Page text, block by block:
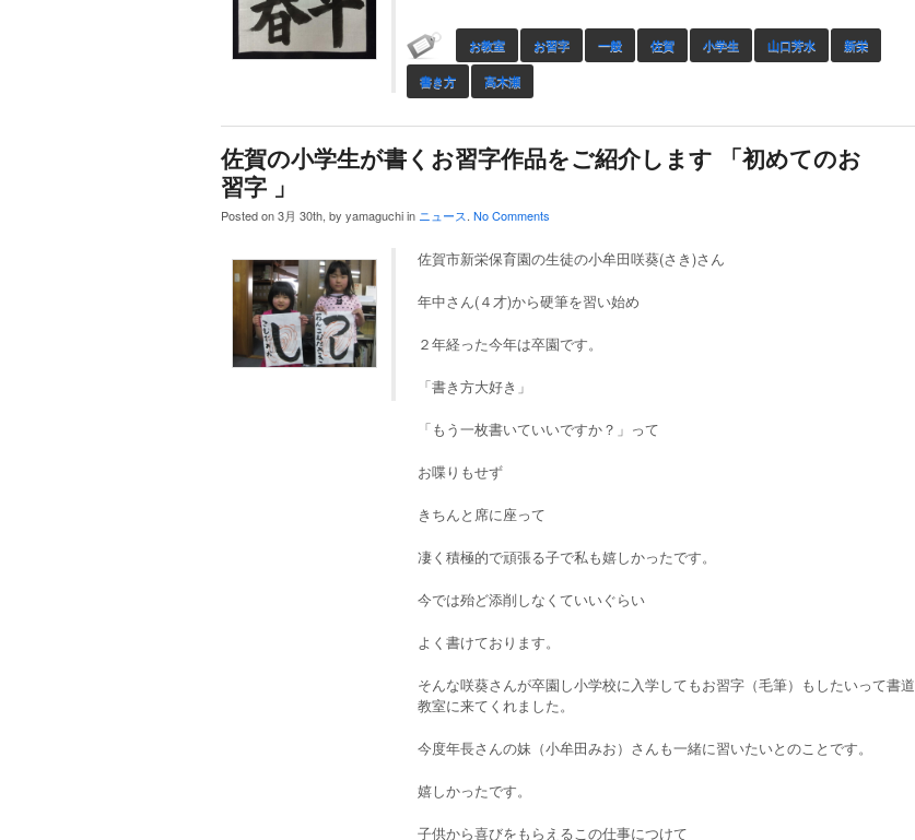
お教室 お習字 一般 佐賀 小学生 山口芳水 新栄
書き方 高木瀬
佐賀の小学生が書くお習字作品をご紹介します 「初めてのお
習字 」
Posted on 3月 30th, by yamaguchi in ニュース. No Comments
佐賀市新栄保育園の生徒の小牟田咲葵(さき)さん
年中さん(４才)から硬筆を習い始め
２年経った今年は卒園です。
「書き方大好き」
「もう一枚書いていいですか？」って
お喋りもせず
きちんと席に座って
凄く積極的で頑張る子で私も嬉しかったです。
今では殆ど添削しなくていいぐらい
よく書けております。
そんな咲葵さんが卒園し小学校に入学してもお習字（毛筆）もしたいって書道
教室に来てくれました。
今度年長さんの妹（小牟田みお）さんも一緒に習いたいとのことです。
嬉しかったです。
子供から喜びをもらえるこの仕事につけて